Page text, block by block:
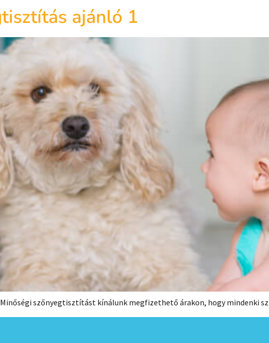
ajánló 1
szőnyegtisztítást kínálunk megfizethető árakon, hogy mindenki